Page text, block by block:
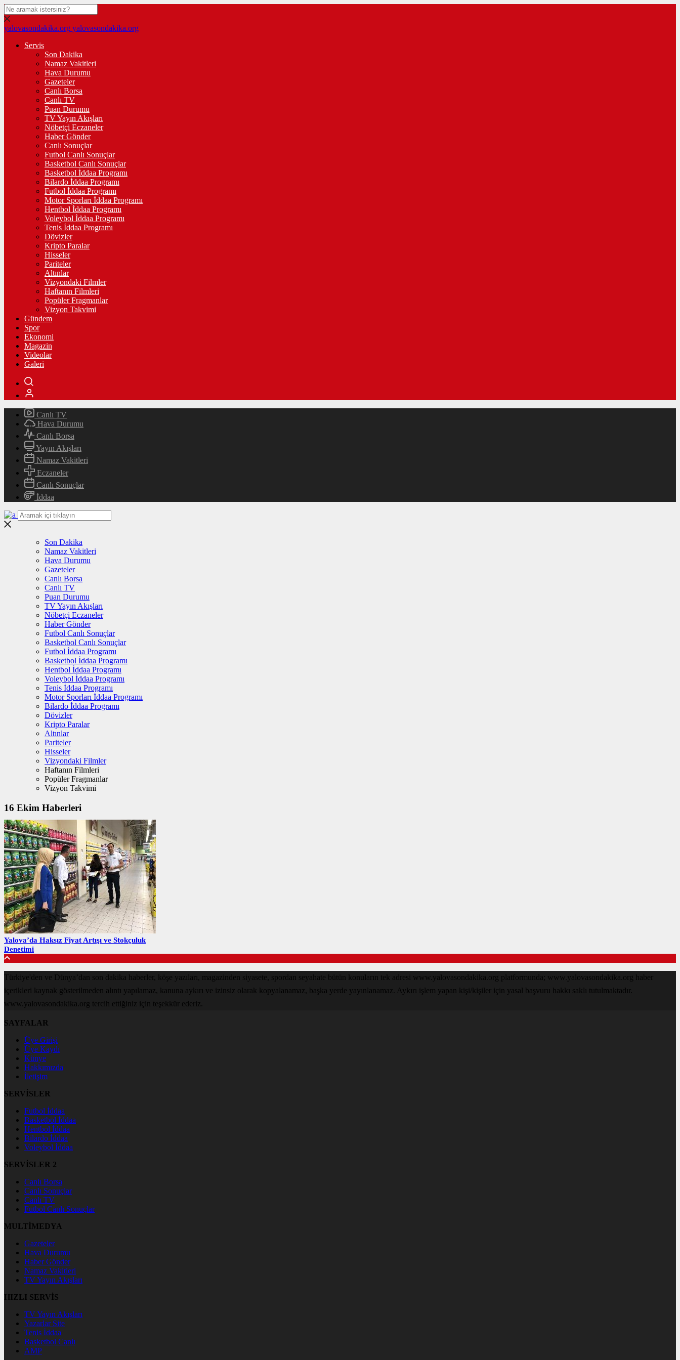
yalovasondakika.org yalovasondakika.org
Servis
Son Dakika
Namaz Vakitleri
Hava Durumu
Gazeteler
Canlı Borsa
Canlı TV
Puan Durumu
TV Yayın Akışları
Nöbetçi Eczaneler
Haber Gönder
Canlı Sonuçlar
Futbol Canlı Sonuçlar
Basketbol Canlı Sonuçlar
Basketbol İddaa Programı
Bilardo İddaa Programı
Futbol İddaa Programı
Motor Sporları İddaa Programı
Hentbol İddaa Programı
Voleybol İddaa Programı
Tenis İddaa Programı
Dövizler
Kripto Paralar
Hisseler
Pariteler
Altınlar
Vizyondaki Filmler
Haftanın Filmleri
Popüler Fragmanlar
Vizyon Takvimi
Gündem
Spor
Ekonomi
Magazin
Videolar
Galeri
Canlı TV
Hava Durumu
Canlı Borsa
Yayın Akışları
Namaz Vakitleri
Eczaneler
Canlı Sonuçlar
İddaa
Son Dakika
Namaz Vakitleri
Hava Durumu
Gazeteler
Canlı Borsa
Canlı TV
Puan Durumu
TV Yayın Akışları
Nöbetçi Eczaneler
Haber Gönder
Futbol Canlı Sonuçlar
Basketbol Canlı Sonuçlar
Futbol İddaa Programı
Basketbol İddaa Programı
Hentbol İddaa Programı
Voleybol İddaa Programı
Tenis İddaa Programı
Motor Sporları İddaa Programı
Bilardo İddaa Programı
Dövizler
Kripto Paralar
Altınlar
Pariteler
Hisseler
Vizyondaki Filmler
Haftanın Filmleri
Popüler Fragmanlar
Vizyon Takvimi
16 Ekim Haberleri
Yalova’da Haksız Fiyat Artışı ve Stokçuluk
Denetimi
Türkiye'den ve Dünya’dan son dakika haberler, köşe yazıları, magazinden siyasete, spordan seyahate bütün konuların tek adresi www.yalovasondakika.org platformunda; www.yalovasondakika.org haber
içerikleri kaynak gösterilmeden alıntı yapılamaz, kanuna aykırı ve izinsiz olarak kopyalanamaz, başka yerde yayınlanamaz. Aykırı işlem yapan kişi/kişiler için yasal başvuru hakkı saklı tutulmaktadır.
www.yalovasondakika.org tercih ettiğiniz için teşekkür ederiz.
SAYFALAR
Üye Girişi
Üye Kaydı
Künye
Hakkımızda
İletişim
SERVİSLER
Futbol İddaa
Basketbol İddaa
Hentbol İddaa
Bilardo İddaa
Voleybol İddaa
SERVİSLER 2
Canlı Borsa
Canlı Sonuçlar
Canlı TV
Futbol Canlı Sonuçlar
MULTİMEDYA
Gazeteler
Hava Durumu
Haber Gönder
Namaz Vakitleri
TV Yayın Akışları
HIZLI SERVİS
TV Yayın Akışları
Yazarlar Site
Tenis İddaa
Basketbol Canlı
AMP